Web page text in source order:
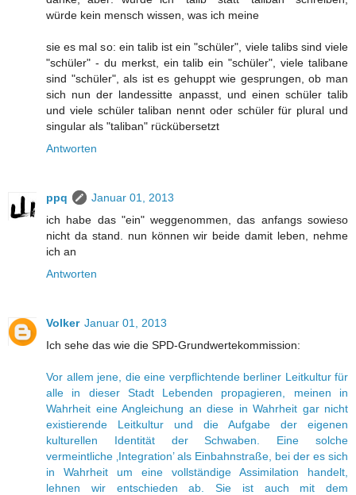
würde kein mensch wissen, was ich meine
sie es mal so: ein talib ist ein "schüler", viele talibs sind viele
"schüler" - du merkst, ein talib ein "schüler", viele talibane
sind "schüler", als ist es gehuppt wie gesprungen, ob man
sich nun der landessitte anpasst, und einen schüler talib
und viele schüler taliban nennt oder schüler für plural und
singular als "taliban" rückübersetzt
Antworten
ppq
Januar 01, 2013
ich habe das "ein" weggenommen, das anfangs sowieso
nicht da stand. nun können wir beide damit leben, nehme
ich an
Antworten
Volker Januar 01, 2013
Ich sehe das wie die SPD-Grundwertekommission:
Vor allem jene, die eine verpﬂichtende berliner Leitkultur für
alle in dieser Stadt Lebenden propagieren, meinen in
Wahrheit eine Angleichung an diese in Wahrheit gar nicht
existierende Leitkultur und die Aufgabe der eigenen
kulturellen Identität der Schwaben. Eine solche
vermeintliche ‚Integration’ als Einbahnstraße, bei der es sich
in Wahrheit um eine vollständige Assimilation handelt,
lehnen wir entschieden ab. Sie ist auch mit dem